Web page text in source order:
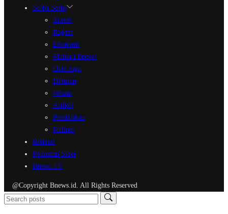
Serba Serbi
Travel
Ragam
Ekonomi
Mutiara Bnews
Olah raga
Hiburan
Wisata
Artikel
Pendidikan
Kuliner
Redaksi
Pedoman Siber
Bnews TV
@Copyright Bnews.id. All Rights Reserved